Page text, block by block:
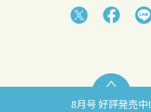
8月号 好評発売中!